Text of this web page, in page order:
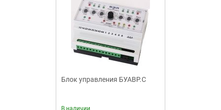
Блок управления БУАВР.С
В наличии